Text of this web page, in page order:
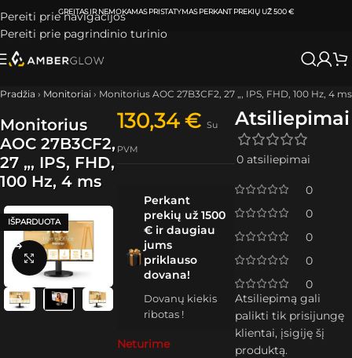
Pereiti prie navigacijos
Pereiti prie pagrindinio turinio
ATSIIMKITE UŽSAKYMĄKLAIPĖDOJE IR VILNIUJEPER0-3 DARBO DIENAS.
Pradžia › Monitoriai › Monitorius AOC 27B3CF2, 27 „, IPS, FHD, 100 Hz, 4 ms
Monitorius
AOC 27B3CF2,
27 „, IPS, FHD,
100 Hz, 4 ms
IŠPARDUOTA
Spustelėkite, kad padidintumėte
130,34€ Su
PVM
Perkant
prekių už 1500
€ ir daugiau
jums
priklauso
dovana!
Dovanų kiekis
ribotas !
Neturime
Atsiliepimai
0 atsiliepimai
0
0
0
0
0
Atsiliepimą gali
palikti tik prisijungę
klientai, įsigiję šį
produktą.